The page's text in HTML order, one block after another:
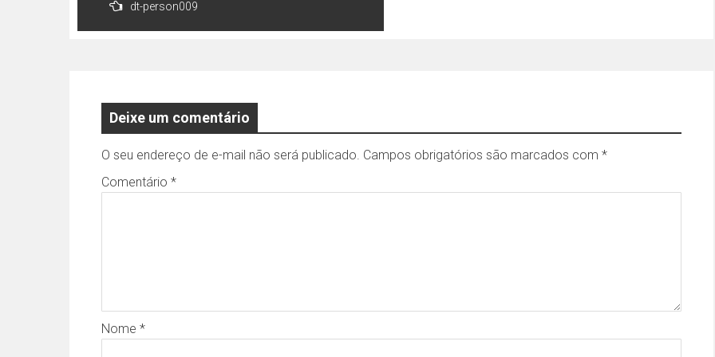
dt-person009
Deixe um comentário
O seu endereço de e-mail não será publicado. Campos obrigatórios são marcados com *
Comentário *
Nome *